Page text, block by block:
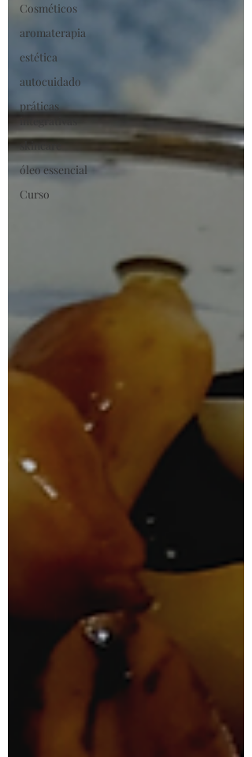
Cosméticos
aromaterapia
estética
autocuidado
práticas
integrativas
skincare
óleo essencial
Curso